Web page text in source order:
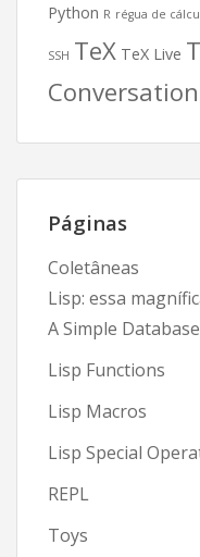
Python R régua de
SSH TeX TeX Live
Conversation
Páginas
Coletâneas
Lisp: essa
A Simple Database
Lisp Functions
Lisp Macros
Lisp Special
REPL
Toys